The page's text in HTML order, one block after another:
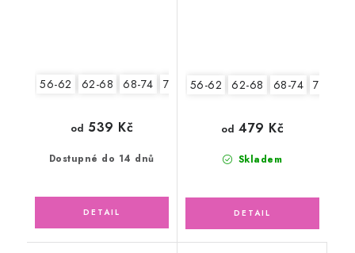
56-62 62-68 68-74 74-80 80-86
Dostupné do 14 dnů
od 539 Kč
56-62 62-68 68-74 74-80
Skladem
od 479 Kč